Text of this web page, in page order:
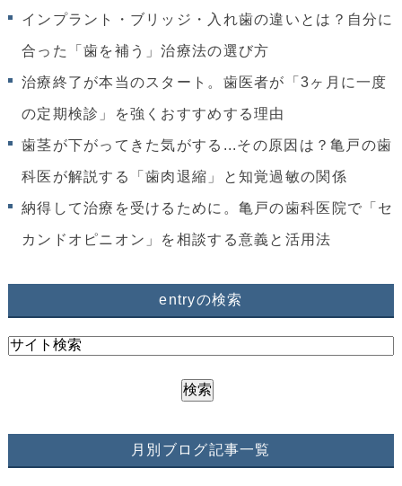
インプラント・ブリッジ・入れ歯の違いとは？自分に
合った「歯を補う」治療法の選び方
治療終了が本当のスタート。歯医者が「3ヶ月に一度
の定期検診」を強くおすすめする理由
歯茎が下がってきた気がする...その原因は？亀戸の歯
科医が解説する「歯肉退縮」と知覚過敏の関係
納得して治療を受けるために。亀戸の歯科医院で「セ
カンドオピニオン」を相談する意義と活用法
entryの検索
月別ブログ記事一覧